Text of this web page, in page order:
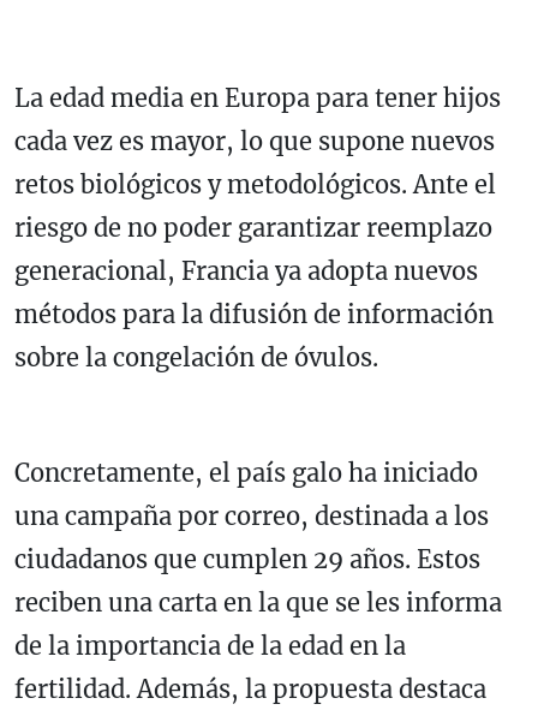
La edad media en Europa para tener hijos
cada vez es mayor, lo que supone nuevos
retos biológicos y metodológicos. Ante el
riesgo de no poder garantizar reemplazo
generacional, Francia ya adopta nuevos
métodos para la difusión de información
sobre la congelación de óvulos.
Concretamente, el país galo ha iniciado
una campaña por correo, destinada a los
ciudadanos que cumplen 29 años. Estos
reciben una carta en la que se les informa
de la importancia de la edad en la
fertilidad. Además, la propuesta destaca